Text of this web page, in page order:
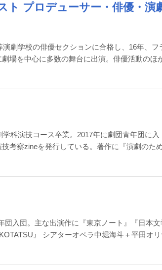
ト プロデューサー・俳優・演
劇学校の俳優セクションに合格し、16年、フ
場を中心に多数の舞台に出演。俳優活動のほ
科演技コース卒業。2017年に劇団青年団に入
考察zineを発行している。著作に『演劇のた
入団。主な出演作に『東京ノート』『日本文
』 シアターオペラ中堀海斗＋平田オ